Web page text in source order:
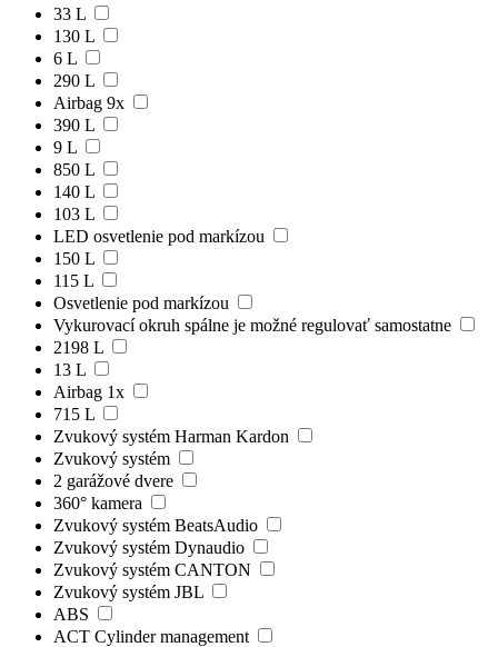
33 L
130 L
6 L
290 L
Airbag 9x
390 L
9 L
850 L
140 L
103 L
LED osvetlenie pod markízou
150 L
115 L
Osvetlenie pod markízou
Vykurovací okruh spálne je možné regulovať samostatne
2198 L
13 L
Airbag 1x
715 L
Zvukový systém Harman Kardon
Zvukový systém
2 garážové dvere
360° kamera
Zvukový systém BeatsAudio
Zvukový systém Dynaudio
Zvukový systém CANTON
Zvukový systém JBL
ABS
ACT Cylinder management